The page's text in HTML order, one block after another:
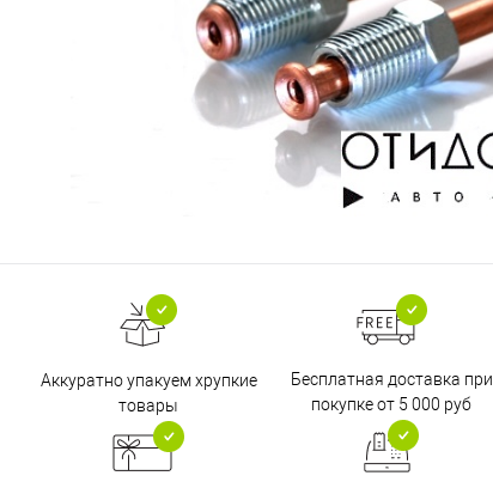
Аккуратно упакуем хрупкие
товары
Бесплатная доставка при
покупке от 5 000 руб